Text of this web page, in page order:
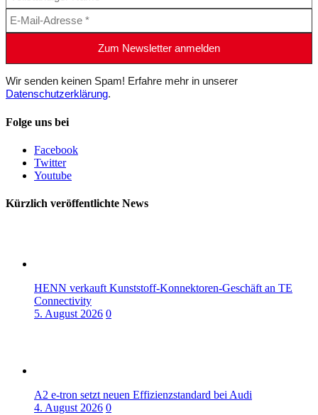
Wir senden keinen Spam! Erfahre mehr in unserer
Datenschutzerklärung.
Folge uns bei
Facebook
Twitter
Youtube
Kürzlich veröffentlichte News
HENN verkauft Kunststoff-Konnektoren-Geschäft an TE
Connectivity
5. August 2026 0
A2 e-tron setzt neuen Effizienzstandard bei Audi
4. August 2026 0